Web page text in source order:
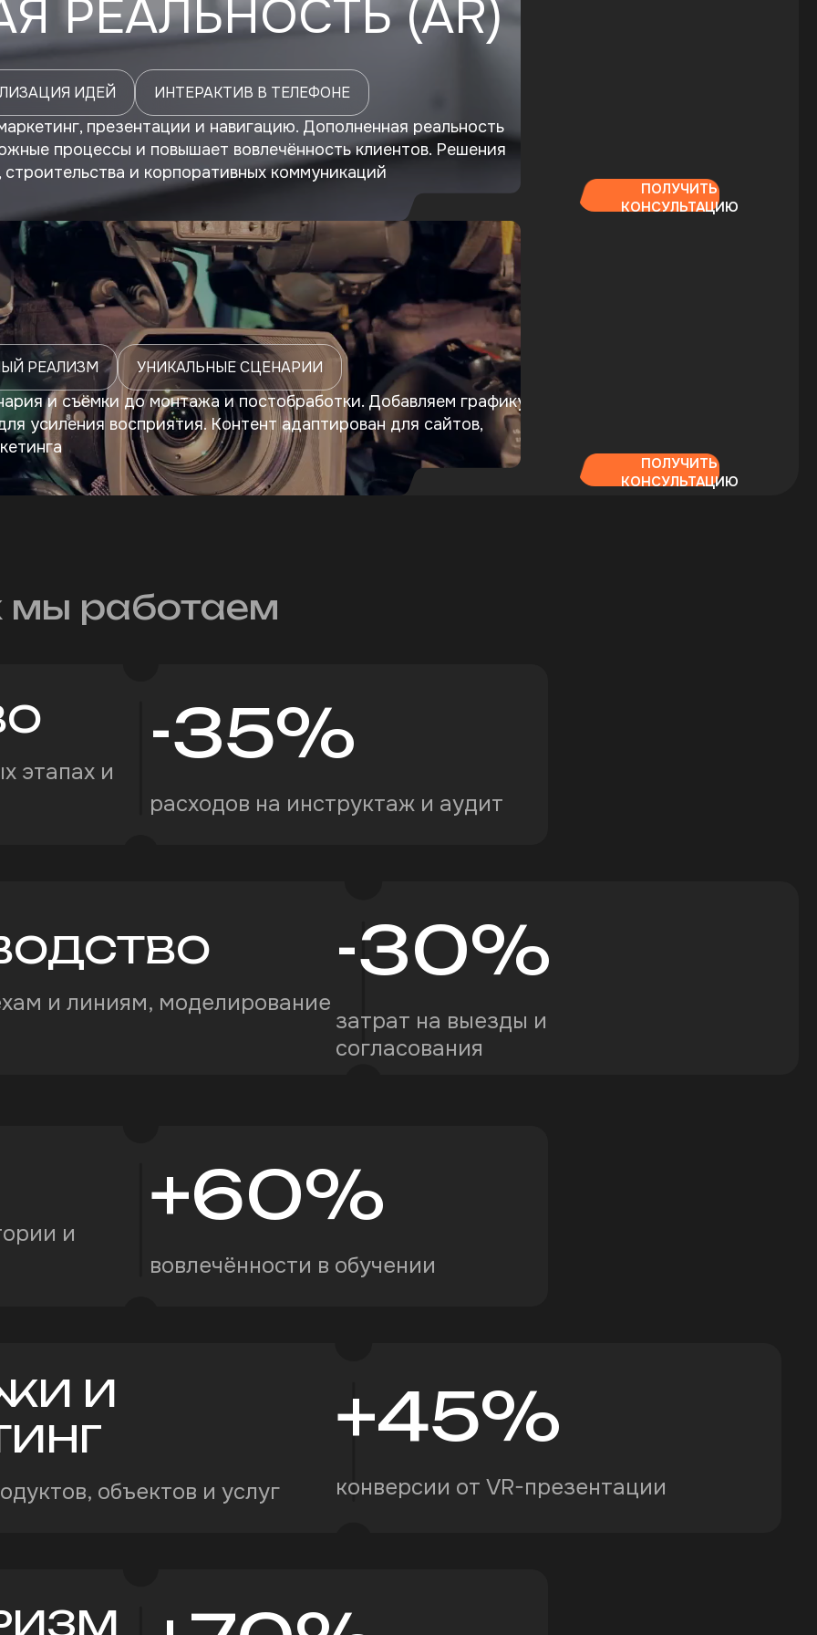
РЕАЛЬНОСТЬ (AR)
ИДЕЙ ИНТЕРАКТИВ В ТЕЛЕФОНЕ
презентации и навигацию. Дополненная реальность
процессы и повышает вовлечённость клиентов. Решения
и корпоративных коммуникаций
ПОЛУЧИТЬ
КОНСУЛЬТАЦИЮ
РЕАЛИЗМ УНИКАЛЬНЫЕ СЦЕНАРИИ
и съёмки до монтажа и постобработки. Добавляем графику,
усиления восприятия. Контент адаптирован для сайтов,
ПОЛУЧИТЬ
КОНСУЛЬТАЦИЮ
мы работаем
этапах и -35%
расходов на инструктаж и аудит
и линиям, моделирование
-30%
затрат на выезды и
согласования
и +60%
вовлечённости в обучении
И
объектов и услуг
+45%
конверсии от VR-презентации